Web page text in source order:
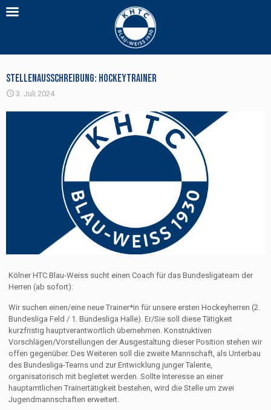
Stellenausschreibung: Hockeytrainer
3. Juli 2024
Kölner HTC Blau-Weiss sucht einen Coach für das Bundesligateam der
Herren (ab sofort):
Wir suchen einen/eine neue Trainer*in für unsere ersten Hockeyherren (2.
Bundesliga Feld / 1. Bundesliga Halle). Er/Sie soll diese Tätigkeit
kurzfristig hauptverantwortlich übernehmen. Konstruktiven
Vorschlägen/Vorstellungen der Ausgestaltung dieser Position stehen wir
offen gegenüber. Des Weiteren soll die zweite Mannschaft, als Unterbau
des Bundesliga-Teams und zur Entwicklung junger Talente,
organisatorisch mit begleitet werden. Sollte Interesse an einer
hauptamtlichen Trainertätigkeit bestehen, wird die Stelle um zwei
Jugendmannschaften erweitert.